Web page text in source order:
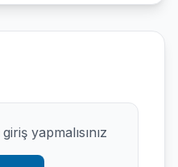
yapmalısınız